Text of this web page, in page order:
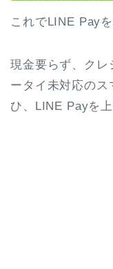
これでLINE Pay
現金要らず、クレ
ータイ未対応の
ひ、LINE Payを